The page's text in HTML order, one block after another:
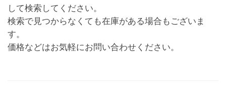
して検索してください。
検索で見つからなくても在庫がある場合もございま
す。
価格などはお気軽にお問い合わせください。